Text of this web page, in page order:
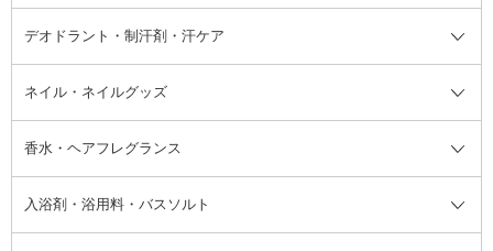
ブースター・導入液
洗い流すパック・マスク
リップクリーム・リップケア
顔用マッサージ料
アイブロウ・眉マスカラ
チーク
ハイライト・シェーディング
レッグ・フットケア
バストケア
ネイルケア
脱毛・除毛ケア
洗い流さないトリートメント
ヘアスタイリング剤
頭皮ケア・育毛剤
その他シャンプー・ヘアケア・ヘ
アスタイリング
日焼け対策・ケア全て
サンオイル・タンニング
その他日焼け対策・UVケア
デオドラント・制汗剤・汗ケア
デオドラント・制汗剤・汗ケア全
て
フット用デオドラント・制汗剤・
汗ケア
ネイル・ネイルグッズ
ネイル・ネイルグッズ全て
ジェルネイル
香水・ヘアフレグランス
香水・ヘアフレグランス全て
入浴剤・浴用料・バスソルト